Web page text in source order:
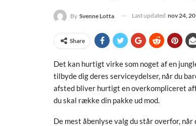
By Svenne Lotta Last updated nov 24,
Share
Det kan hurtigt virke som noget af en
tilbyde dig deres serviceydelser, når du
afsted bliver hurtigt en overkompliceret
du skal række din pakke ud mod.
De mest åbenlyse valg du står overfor,